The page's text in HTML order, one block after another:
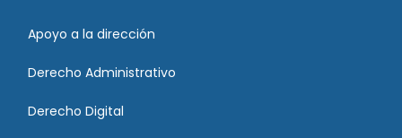
Apoyo a la dirección
Derecho Administrativo
Derecho Digital